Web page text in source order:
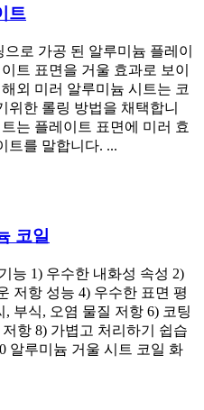
트
로 가공 된 알루미늄 플레이
트 표면을 거울 효과로 보이
외 미러 알루미늄 시트는 코
위한 롤링 방법을 채택합니
는 플레이트 표면에 미러 효
트를 말합니다. ...
코일
능 1) 우수한 내화성 속성 2)
저항 성능 4) 우수한 표면 평
부식, 오염 물질 저항 6) 코팅
항 8) 가볍고 처리하기 쉽습
알루미늄 거울 시트 코일 화